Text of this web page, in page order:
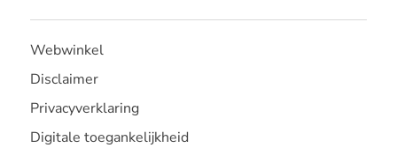
Webwinkel
Disclaimer
Privacyverklaring
Digitale toegankelijkheid